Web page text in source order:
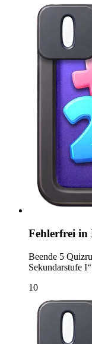
Fehlerfrei
Beende 5
Sekundarstufe
10